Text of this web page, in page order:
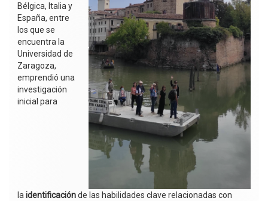
Bélgica, Italia y
España, entre
los que se
encuentra la
Universidad de
Zaragoza,
emprendió una
investigación
inicial para
laidentificaciónde las habilidades clave relacionadas con